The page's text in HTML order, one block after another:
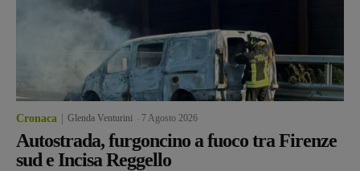
Cronaca Glenda Venturini 7 Agosto 2026
Autostrada, furgoncino a fuoco tra Firenze
sud e Incisa Reggello